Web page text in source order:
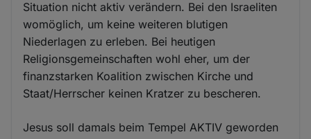
Situation nicht aktiv verändern. Bei den Israeliten
womöglich, um keine weiteren blutigen
Niederlagen zu erleben. Bei heutigen
Religionsgemeinschaften wohl eher, um der
finanzstarken Koalition zwischen Kirche und
Staat/Herrscher keinen Kratzer zu bescheren.
Jesus soll damals beim Tempel AKTIV geworden